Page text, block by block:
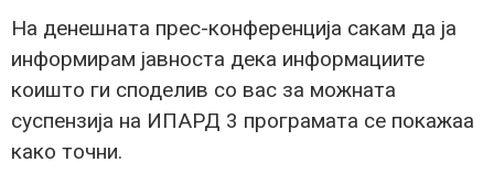
На денешната прес-конференција сакам да ја
информирам јавноста дека информациите
коишто ги споделив со вас за можната
суспензија на ИПАРД 3 програмата се покажаа
како точни.